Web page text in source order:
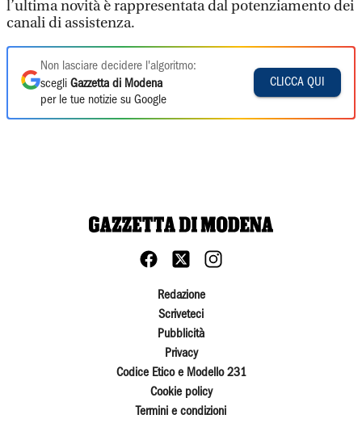
l’ultima novità è rappresentata dal potenziamento dei
canali di assistenza.
Non lasciare decidere l'algoritmo:
scegli Gazzetta di Modena
per le tue notizie su Google
CLICCA QUI
Redazione
Scriveteci
Pubblicità
Privacy
Codice Etico e Modello 231
Cookie policy
Termini e condizioni